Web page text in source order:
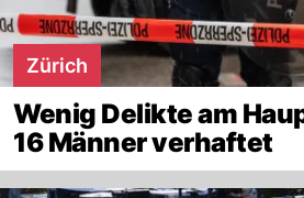
Zürich
Wenig Delikte am
16 Männer verhaftet